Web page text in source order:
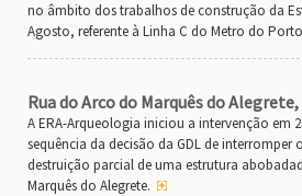
no âmbito dos trabalhos de construção da
Agosto, referente à Linha C do Metro do
Rua do Arco do Marquês do
A ERA-Arqueologia iniciou a intervenção em
sequência da decisão da GDL de interromper
destruição parcial de uma estrutura
Marquês do Alegrete.